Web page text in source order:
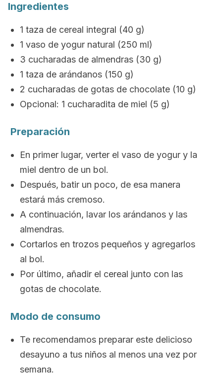
Ingredientes
1 taza de cereal integral (40 g)
1 vaso de yogur natural (250 ml)
3 cucharadas de almendras (30 g)
1 taza de arándanos (150 g)
2 cucharadas de gotas de chocolate (10 g)
Opcional: 1 cucharadita de miel (5 g)
Preparación
En primer lugar, verter el vaso de yogur y la
miel dentro de un bol.
Después, batir un poco, de esa manera
estará más cremoso.
A continuación, lavar los arándanos y las
almendras.
Cortarlos en trozos pequeños y agregarlos
al bol.
Por último, añadir el cereal junto con las
gotas de chocolate.
Modo de consumo
Te recomendamos preparar este delicioso
desayuno a tus niños al menos una vez por
semana.